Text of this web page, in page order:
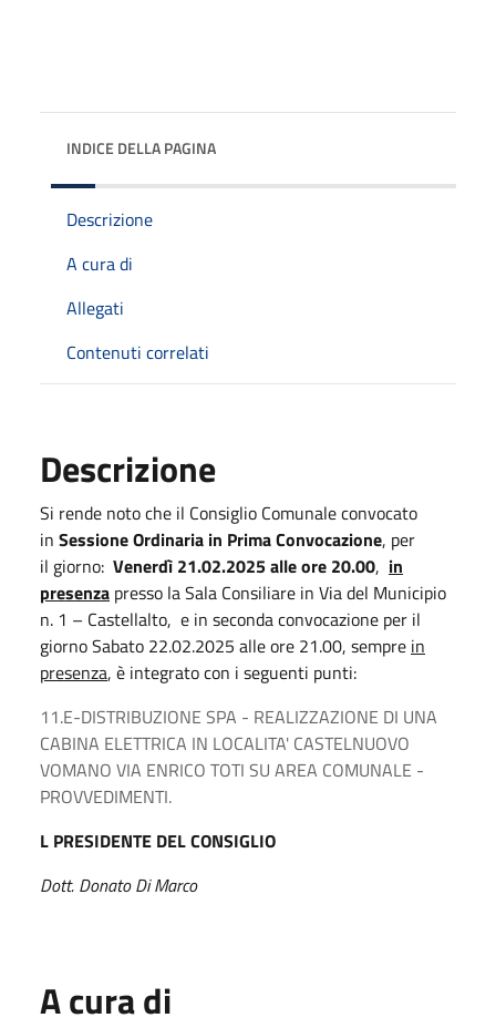
INDICE DELLA PAGINA
Descrizione
A cura di
Allegati
Contenuti correlati
Descrizione
Si rende noto che il Consiglio Comunale convocato
in Sessione Ordinaria in Prima Convocazione, per
il giorno: Venerdì 21.02.2025 alle ore 20.00, in
presenza presso la Sala Consiliare in Via del Municipio
n. 1 – Castellalto, e in seconda convocazione per il
giorno Sabato 22.02.2025 alle ore 21.00, sempre in
presenza, è integrato con i seguenti punti:
11.E-DISTRIBUZIONE SPA - REALIZZAZIONE DI UNA
CABINA ELETTRICA IN LOCALITA' CASTELNUOVO
VOMANO VIA ENRICO TOTI SU AREA COMUNALE -
PROVVEDIMENTI.
L PRESIDENTE DEL CONSIGLIO
Dott. Donato Di Marco
A cura di